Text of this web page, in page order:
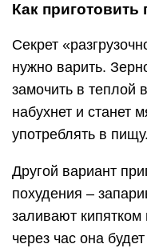
Как приготовить
Секрет
нужно варить.
замочить в теплой
набухнет и станет
употреблять в пищу.
Другой вариант
похудения –
заливают
через час она